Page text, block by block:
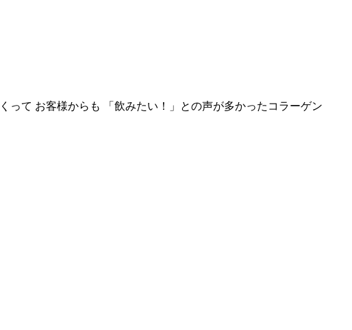
って お客様からも 「飲みたい！」との声が多かったコラーゲン